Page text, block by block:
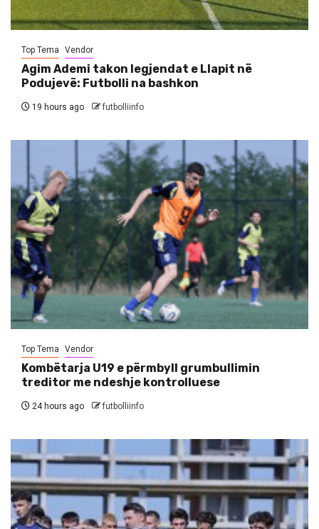
Top Tema Vendor
Agim Ademi takon legjendat e Llapit në
Podujevë: Futbolli na bashkon
19 hours ago futbolliinfo
Top Tema Vendor
Kombëtarja U19 e përmbyll grumbullimin
treditor me ndeshje kontrolluese
24 hours ago futbolliinfo